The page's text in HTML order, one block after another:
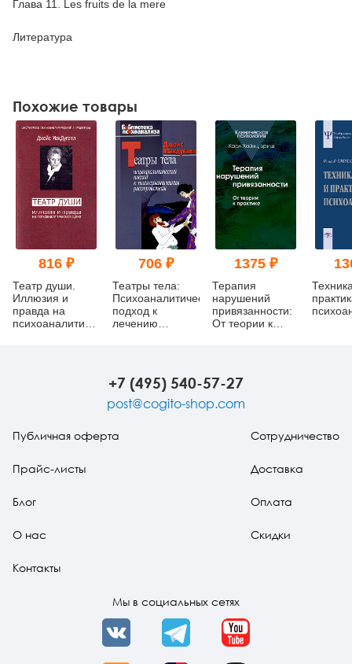
Глава 11. Les fruits de la mere
Литература
Похожие товары
816 ₽
Театр души.
Иллюзия и
правда на
психоаналитической
706 ₽
Театры тела:
Психоаналитический
подход к
лечению
1375 ₽
Терапия
нарушений
привязанности:
От теории к
+7 (495) 540-57-27
post@cogito-shop.com
Публичная оферта
Прайс-листы
Блог
О нас
Контакты
Сотрудничество
Доставка
Оплата
Скидки
Мы в социальных сетях
VK Telegram YouTube